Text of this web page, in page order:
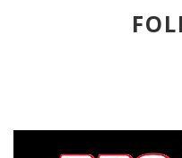
そ
を